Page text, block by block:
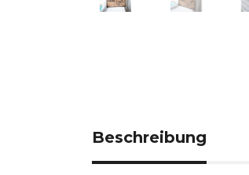
Beschreibung